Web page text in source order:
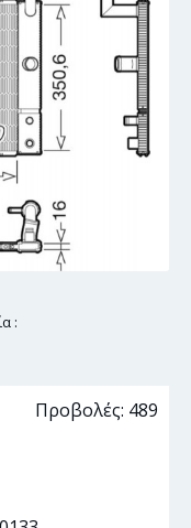
:
Προβολές: 489